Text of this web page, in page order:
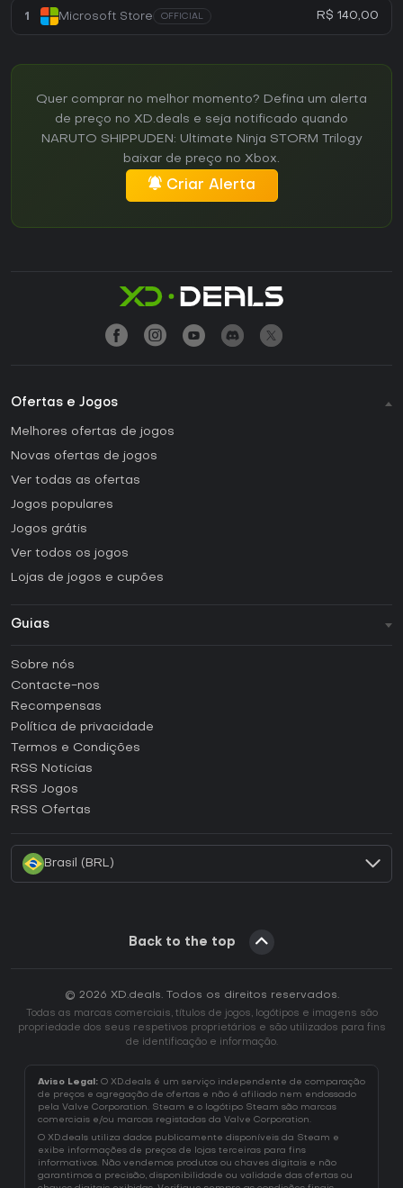
1 Microsoft Store OFFICIAL R$ 140,00
Quer comprar no melhor momento? Defina um alerta
de preço no XD.deals e seja notificado quando
NARUTO SHIPPUDEN: Ultimate Ninja STORM Trilogy
baixar de preço no Xbox.
Criar Alerta
Ofertas e Jogos
Melhores ofertas de jogos
Novas ofertas de jogos
Ver todas as ofertas
Jogos populares
Jogos grátis
Ver todos os jogos
Lojas de jogos e cupões
Guias
Como ativar uma CD Key Steam?
Como ativar uma CD Key Epic Games?
Como ativar uma CD Key GOG?
Como ativar uma CD Key Ubisoft Connect?
Sobre nós
Contacte-nos
Recompensas
Política de privacidade
Termos e Condições
RSS Noticias
RSS Jogos
RSS Ofertas
Brasil (BRL)
Back to the top
© 2026 XD.deals. Todos os direitos reservados.
Todas as marcas comerciais, títulos de jogos, logótipos e imagens são
propriedade dos seus respetivos proprietários e são utilizados para fins
de identificação e informação.
Aviso Legal: O XD.deals é um serviço independente de comparação
de preços e agregação de ofertas e não é afiliado nem endossado
pela Valve Corporation. Steam e o logótipo Steam são marcas
comerciais e/ou marcas registadas da Valve Corporation.
O XD.deals utiliza dados publicamente disponíveis da Steam e
exibe informações de preços de lojas terceiras para fins
informativos. Não vendemos produtos ou chaves digitais e não
garantimos a precisão, disponibilidade ou validade das ofertas ou